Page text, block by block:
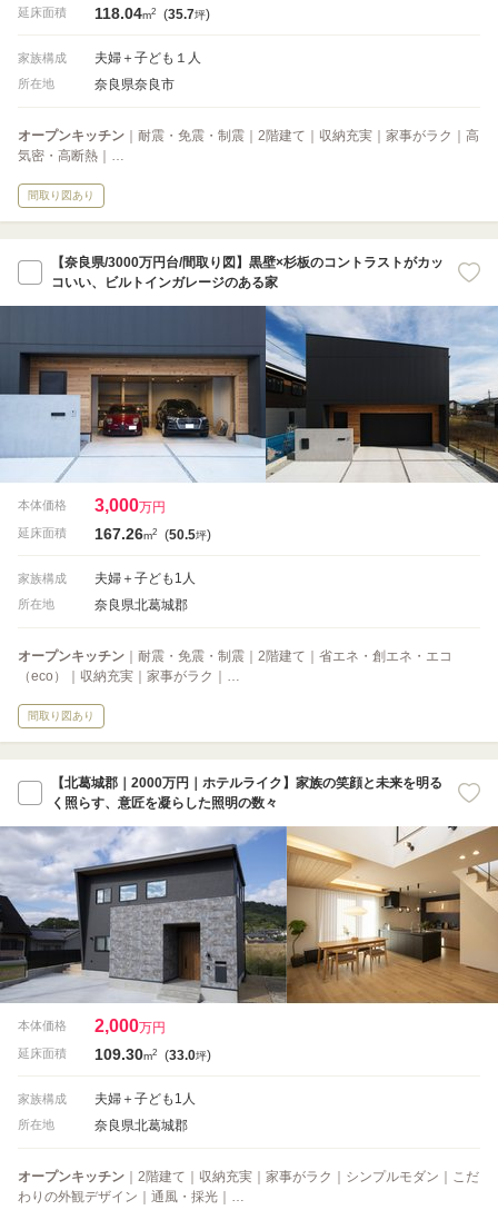
延床面積 118.04m2 (35.7坪)
家族構成 夫婦＋子ども１人
所在地 奈良県奈良市
オープンキッチン ｜耐震・免震・制震｜2階建て｜収納充実｜家事がラク｜高
気密・高断熱｜…
間取り図あり
【奈良県/3000万円台/間取り図】黒壁×杉板のコントラストがカッ
コいい、ビルトインガレージのある家
本体価格 3,000万円
延床面積 167.26m2 (50.5坪)
家族構成 夫婦＋子ども1人
所在地 奈良県北葛城郡
オープンキッチン ｜耐震・免震・制震｜2階建て｜省エネ・創エネ・エコ
（eco）｜収納充実｜家事がラク｜…
間取り図あり
【北葛城郡｜2000万円｜ホテルライク】家族の笑顔と未来を明る
く照らす、意匠を凝らした照明の数々
本体価格 2,000万円
延床面積 109.30m2 (33.0坪)
家族構成 夫婦＋子ども1人
所在地 奈良県北葛城郡
オープンキッチン ｜2階建て｜収納充実｜家事がラク｜シンプルモダン｜こだ
わりの外観デザイン｜通風・採光｜…